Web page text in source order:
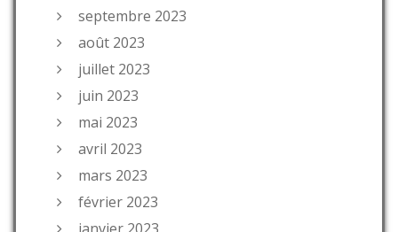
septembre 2023
août 2023
juillet 2023
juin 2023
mai 2023
avril 2023
mars 2023
février 2023